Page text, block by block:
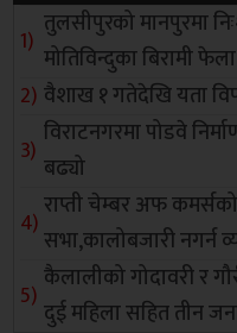
तुलसीपुरको मानपुरमा
मोतिविन्दुका बिरामी फेला
वैशाख १ गतेदेखि यता
विराटनगरमा पोडवे
बढ्यो
राप्ती चेम्बर अफ
सभा,कालोबजारी नगर्न
कैलालीको गोदावरी र
दुई महिला सहित तीन